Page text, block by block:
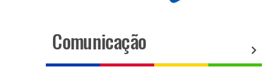
Comunicação